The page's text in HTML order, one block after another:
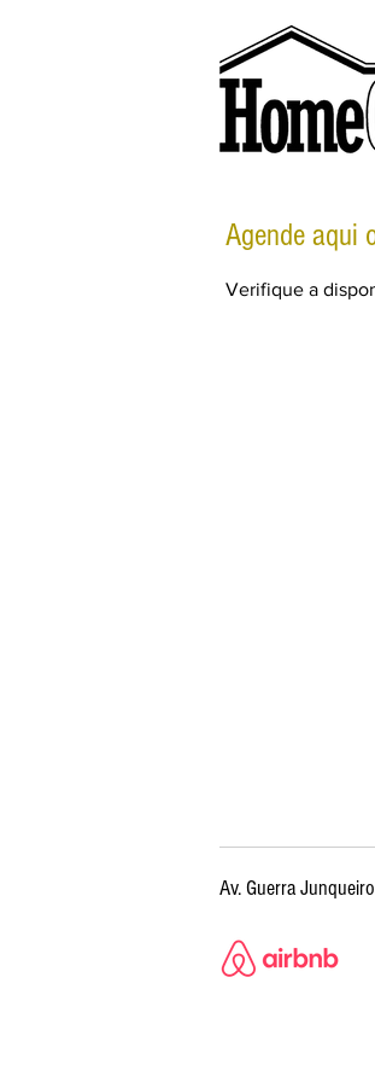
Agende aqui
Verifique a
Av. Guerra